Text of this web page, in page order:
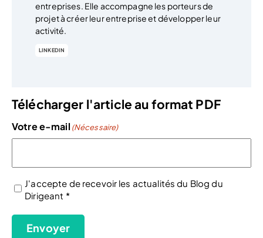
entreprises. Elle accompagne les porteurs de
projet à créer leur entreprise et développer leur
activité.
LINKEDIN
Télécharger l'article au format PDF
Votre e-mail (Nécessaire)
(Nécessaire)
J'accepte de recevoir les actualités du Blog du
Dirigeant *
Envoyer